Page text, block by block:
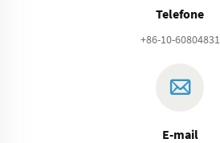
Telefone
+86-10-60804831
E-mail